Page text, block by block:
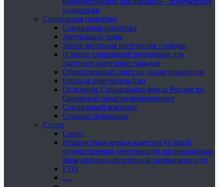
поддержки
Социальная политика
Социальная политика
Актуальные темы
Земля льготным категориям граждан
О мерах социальной поддержки для
льготных категорий граждан
Общественный совет по делам инвалидов
Опека и попечительство
Отделение Социального фонда России по
Орловской области информирует
Социальный контракт
Старшее поколение
Спорт
Спорт
Независимая оценка качества условий
осуществления деятельности организациями
физкультурно-спортивной направленности
ГТО
.....